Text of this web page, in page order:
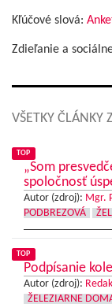
Kľúčové slová:
Zdieľanie a
VŠETKY ČLÁNKY
TOP
„Som
spoločnosť
Autor (zdroj): Mgr.
PODBREZOVÁ
TOP
Podpísanie
Autor (zdroj):
ŽELEZIARNE